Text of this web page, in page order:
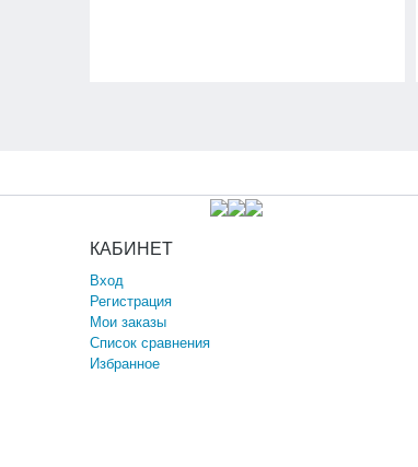
КАБИНЕТ
Вход
Регистрация
Мои заказы
Список сравнения
Избранное